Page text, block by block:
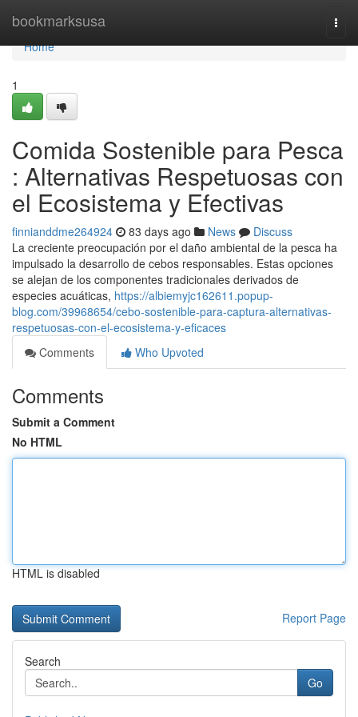
bookmarksusa
Home
Home
1
Comida Sostenible para Pesca
: Alternativas Respetuosas con
el Ecosistema y Efectivas
finnianddme264924 83 days ago News
Discuss
La creciente preocupación por el daño ambiental de la pesca ha
impulsado la desarrollo de cebos responsables. Estas opciones
se alejan de los componentes tradicionales derivados de
especies acuáticas, https://albiemyjc162611.popup-
blog.com/39968654/cebo-sostenible-para-captura-alternativas-
respetuosas-con-el-ecosistema-y-eficaces
Comments
Who Upvoted
Comments
Submit a Comment
No HTML
HTML is disabled
Report Page
Search
Go